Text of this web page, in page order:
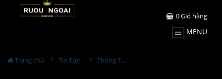
0Giỏ hàng
MENU
Trang chủ Tin Tức Thông Tin Rượu Vang